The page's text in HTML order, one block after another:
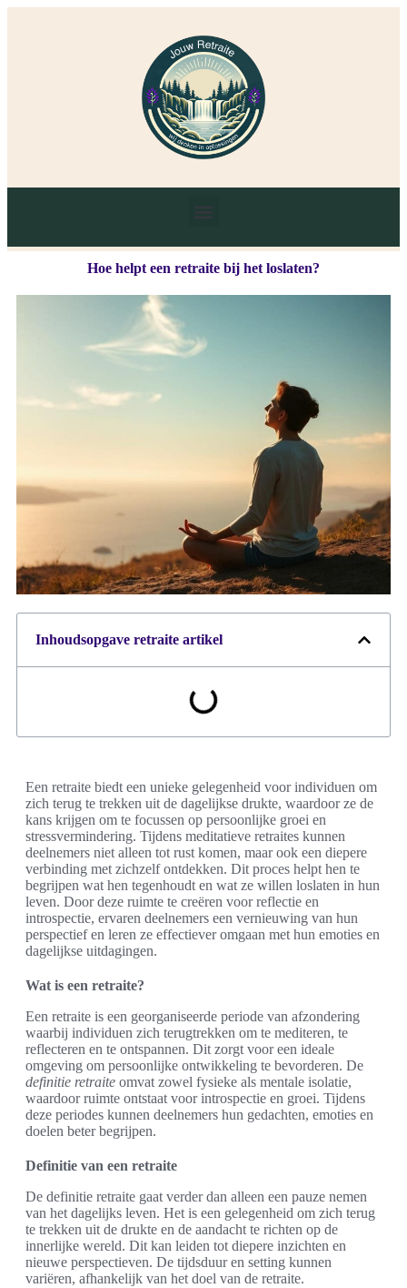
Hoe helpt een retraite bij het loslaten?
Inhoudsopgave retraite artikel
Een retraite biedt een unieke gelegenheid voor individuen om
zich terug te trekken uit de dagelijkse drukte, waardoor ze de
kans krijgen om te focussen op persoonlijke groei en
stressvermindering. Tijdens meditatieve retraites kunnen
deelnemers niet alleen tot rust komen, maar ook een diepere
verbinding met zichzelf ontdekken. Dit proces helpt hen te
begrijpen wat hen tegenhoudt en wat ze willen loslaten in hun
leven. Door deze ruimte te creëren voor reflectie en
introspectie, ervaren deelnemers een vernieuwing van hun
perspectief en leren ze effectiever omgaan met hun emoties en
dagelijkse uitdagingen.
Wat is een retraite?
Een retraite is een georganiseerde periode van afzondering
waarbij individuen zich terugtrekken om te mediteren, te
reflecteren en te ontspannen. Dit zorgt voor een ideale
omgeving om persoonlijke ontwikkeling te bevorderen. De
definitie retraite omvat zowel fysieke als mentale isolatie,
waardoor ruimte ontstaat voor introspectie en groei. Tijdens
deze periodes kunnen deelnemers hun gedachten, emoties en
doelen beter begrijpen.
Definitie van een retraite
De definitie retraite gaat verder dan alleen een pauze nemen
van het dagelijks leven. Het is een gelegenheid om zich terug
te trekken uit de drukte en de aandacht te richten op de
innerlijke wereld. Dit kan leiden tot diepere inzichten en
nieuwe perspectieven. De tijdsduur en setting kunnen
variëren, afhankelijk van het doel van de retraite.